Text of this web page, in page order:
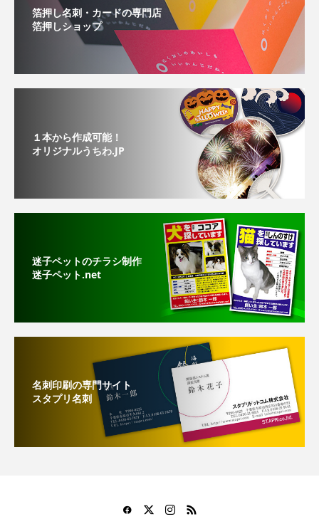
箔押し名刺・カードの専門店
箔押しショップ
１本から作成可能！
オリジナルうちわ.JP
迷子ペットのチラシ制作
迷子ペット.net
名刺印刷の専門サイト
スタプリ名刺